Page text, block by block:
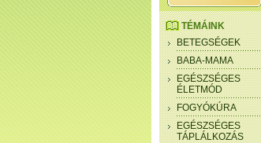
TÉMÁINK
BETEGSÉGEK
BABA-MAMA
EGÉSZSÉGES
ÉLETMÓD
FOGYÓKÚRA
EGÉSZSÉGES
TÁPLÁLKOZÁS